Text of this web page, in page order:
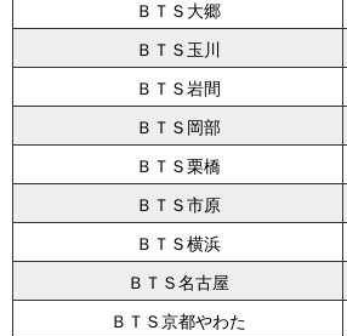
ＢＴＳ大郷
ＢＴＳ玉川
ＢＴＳ岩間
ＢＴＳ岡部
ＢＴＳ栗橋
ＢＴＳ市原
ＢＴＳ横浜
ＢＴＳ名古屋
ＢＴＳ京都やわた